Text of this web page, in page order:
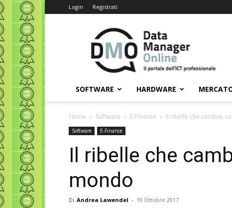
Login Registrati
Data
Manager
Online
SOFTWARE HARDWARE
Home Software E-Finance Il ribelle che cambia,
Software E-Finance
Il ribelle che
mondo
Di Andrea Lawendel - 19 Ottobre 2017